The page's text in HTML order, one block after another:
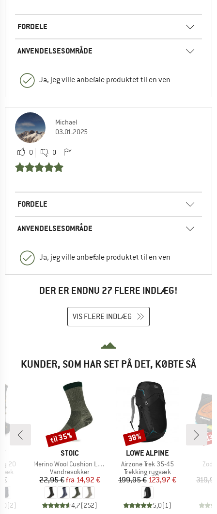
FORDELE
ANVENDELSESOMRÅDE
Ja, jeg ville anbefale produktet til en ven
Michael
03.01.2025
0 0
FORDELE
ANVENDELSESOMRÅDE
Ja, jeg ville anbefale produktet til en ven
DER ER ENDNU 27 FLERE INDLÆG!
VIS FLERE INDLÆG
KUNDER, SOM HAR SET PÅ DET, KØBTE SÅ
20
€
(2)
MÆRKE
STOIC
Artikel
Merino Wool Cushion Light Socks
Produktgruppe
Vandresokker
Pris
22,95 € Nedsat pris
fra 14,92 €
4,7(252)
Rabat
til 35%
MÆRKE
LOWE ALPINE
Artikel
Airzone Trek 35-45
Produktgruppe
Trekking rygsæk
Pris
199,95 €Nedsat pris
123,97 €
5,0(1)
Rabat
38%